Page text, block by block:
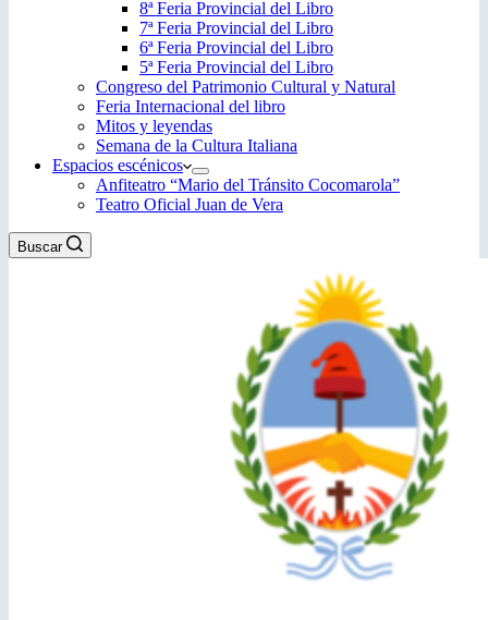
8ª Feria Provincial del Libro
7ª Feria Provincial del Libro
6ª Feria Provincial del Libro
5ª Feria Provincial del Libro
Congreso del Patrimonio Cultural y Natural
Feria Internacional del libro
Mitos y leyendas
Semana de la Cultura Italiana
Espacios escénicos
Anfiteatro “Mario del Tránsito Cocomarola”
Teatro Oficial Juan de Vera
Buscar